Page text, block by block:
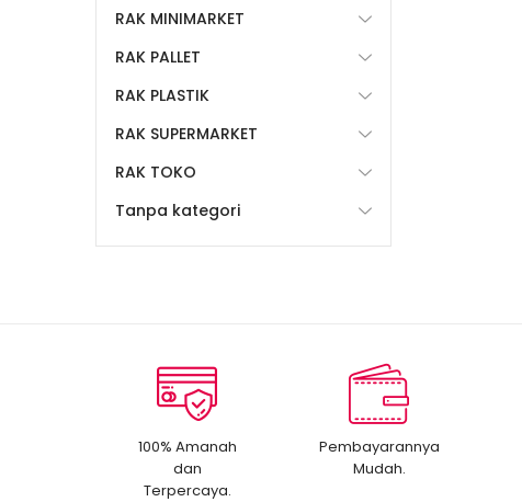
RAK MINIMARKET
RAK PALLET
RAK PLASTIK
RAK SUPERMARKET
RAK TOKO
Tanpa kategori
100% Amanah
dan
Terpercaya.
Pembayarannya
Mudah.